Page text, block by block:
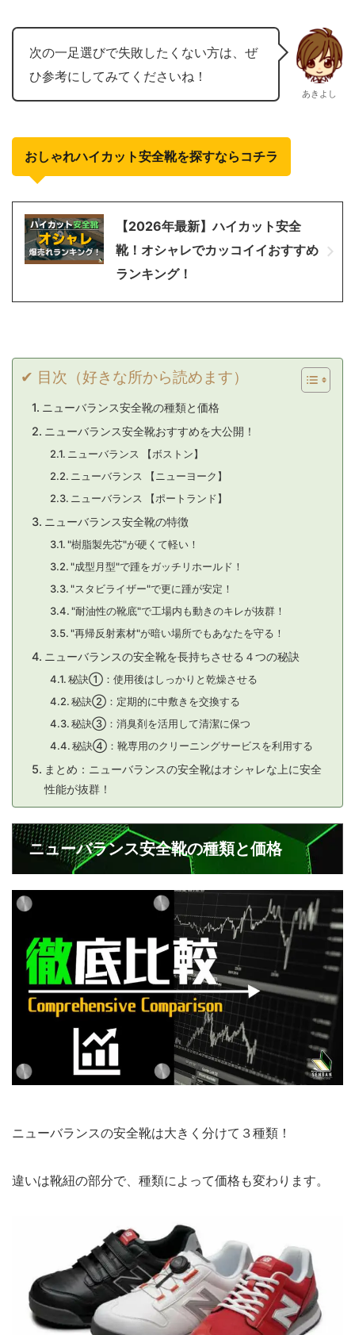
次の一足選びで失敗したくない方は、ぜ
ひ参考にしてみてくださいね！
あきよし
おしゃれハイカット安全靴を探すならコチラ
【2026年最新】ハイカット安全
靴！オシャレでカッコイイおすすめ
ランキング！
✔ 目次（好きな所から読めます）
ニューバランス安全靴の種類と価格
ニューバランス安全靴おすすめを大公開！
ニューバランス 【ボストン】
ニューバランス 【ニューヨーク】
ニューバランス 【ポートランド】
ニューバランス安全靴の特徴
"樹脂製先芯"が硬くて軽い！
"成型月型"で踵をガッチリホールド！
"スタビライザー"で更に踵が安定！
"耐油性の靴底"で工場内も動きのキレが抜群！
"再帰反射素材"が暗い場所でもあなたを守る！
ニューバランスの安全靴を長持ちさせる４つの秘訣
秘訣①：使用後はしっかりと乾燥させる
秘訣②：定期的に中敷きを交換する
秘訣③：消臭剤を活用して清潔に保つ
秘訣④：靴専用のクリーニングサービスを利用する
まとめ：ニューバランスの安全靴はオシャレな上に安全
性能が抜群！
ニューバランス安全靴の種類と価格
ニューバランスの安全靴は大きく分けて３種類！
違いは靴紐の部分で、種類によって価格も変わります。